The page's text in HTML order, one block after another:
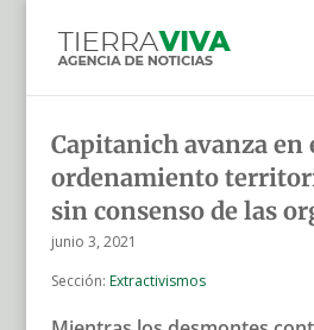
Capitanich avanza en
ordenamiento
sin consenso de las
junio 3, 2021
Sección: Extractivismos